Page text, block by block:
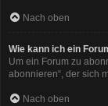
Nach oben
Wie kann ich ein
Um ein Forum zu
abonnieren“, der sich
Nach oben